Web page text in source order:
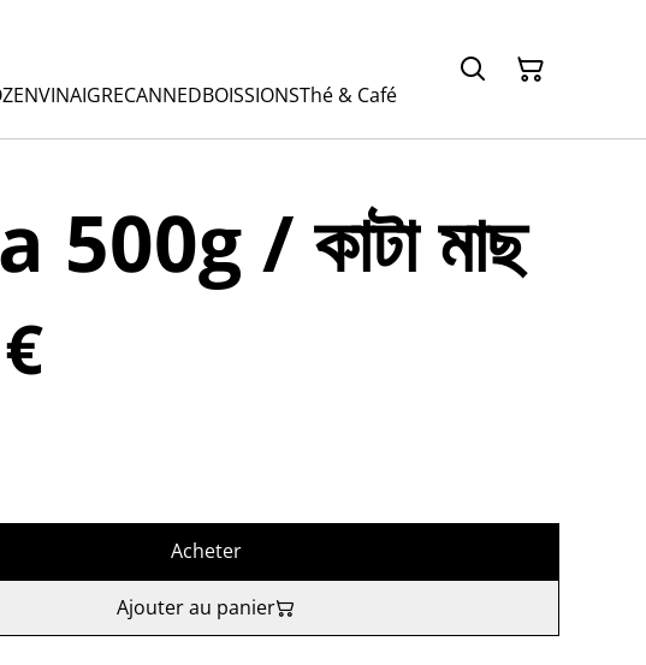
VINAIGRECANNEDBOISSIONSThé & Café
500g / কাটা মাছ
Acheter
Ajouter au panier